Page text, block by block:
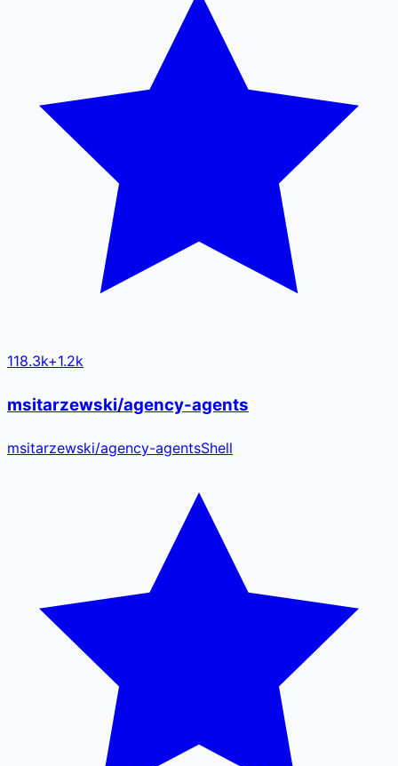
118.3k+1.2k
msitarzewski/agency-agents
msitarzewski/agency-agentsShell